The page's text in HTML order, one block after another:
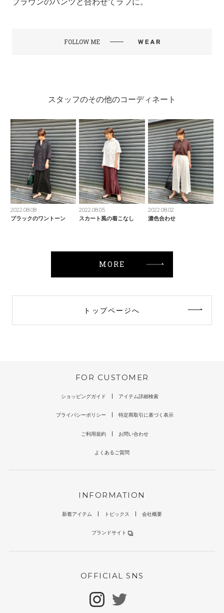
FOLLOW ME
スタッフのその他のコーディネート
2022.08.08
ブラックのワントーン
2022.08.05
スカート風の着こなし
2022.08.02
濃色合わせ
MORE
トップページへ
FOR CUSTOMER
ショッピングガイド アイテム詳細検索
プライバシーポリシー 特定商取引に基づく表示
ご利用規約 お問い合わせ
よくあるご質問
INFORMATION
新着アイテム トピックス 会社概要
ブランドサイト
OFFICIAL SNS